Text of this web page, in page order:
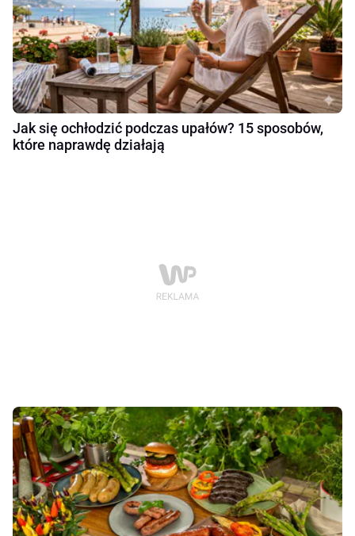
Jak się ochłodzić podczas upałów? 15 sposobów,
które naprawdę działają